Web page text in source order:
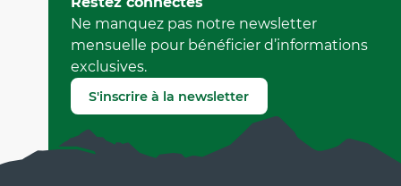
par Office Municipal de Tourisme de Villard-de-Lans
(Identifiant de l'offre : 6606623)
Signaler une erreur
Ne manquez pas notre newsletter
mensuelle pour bénéficier d’informations
exclusives.
S'inscrire à la newsletter